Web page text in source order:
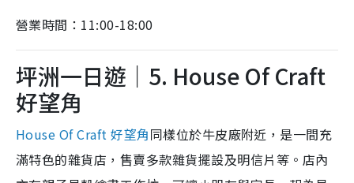
營業時間：11:00-18:00
坪洲一日遊｜5. House Of Craft
好望角
House Of Craft 好望角同樣位於牛皮廠附近，是一間充
滿特色的雜貨店，售賣多款雜貨擺設及明信片等。店內